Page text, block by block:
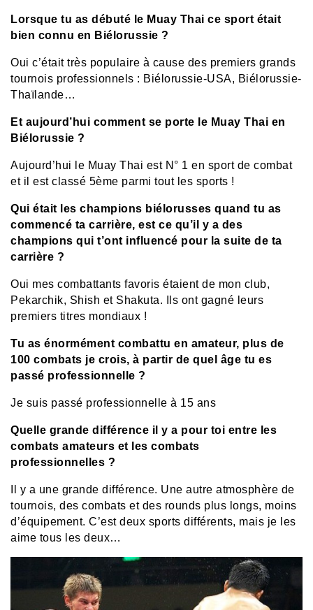
Lorsque tu as débuté le Muay Thai ce sport était
bien connu en Biélorussie ?
Oui c’était très populaire à cause des premiers grands
tournois professionnels : Biélorussie-USA, Biélorussie-
Thaïlande…
Et aujourd’hui comment se porte le Muay Thai en
Biélorussie ?
Aujourd’hui le Muay Thai est N° 1 en sport de combat
et il est classé 5ème parmi tout les sports !
Qui était les champions biélorusses quand tu as
commencé ta carrière, est ce qu’il y a des
champions qui t’ont influencé pour la suite de ta
carrière ?
Oui mes combattants favoris étaient de mon club,
Pekarchik, Shish et Shakuta. Ils ont gagné leurs
premiers titres mondiaux !
Tu as énormément combattu en amateur, plus de
100 combats je crois, à partir de quel âge tu es
passé professionnelle ?
Je suis passé professionnelle à 15 ans
Quelle grande différence il y a pour toi entre les
combats amateurs et les combats
professionnelles ?
Il y a une grande différence. Une autre atmosphère de
tournois, des combats et des rounds plus longs, moins
d’équipement. C’est deux sports différents, mais je les
aime tous les deux…